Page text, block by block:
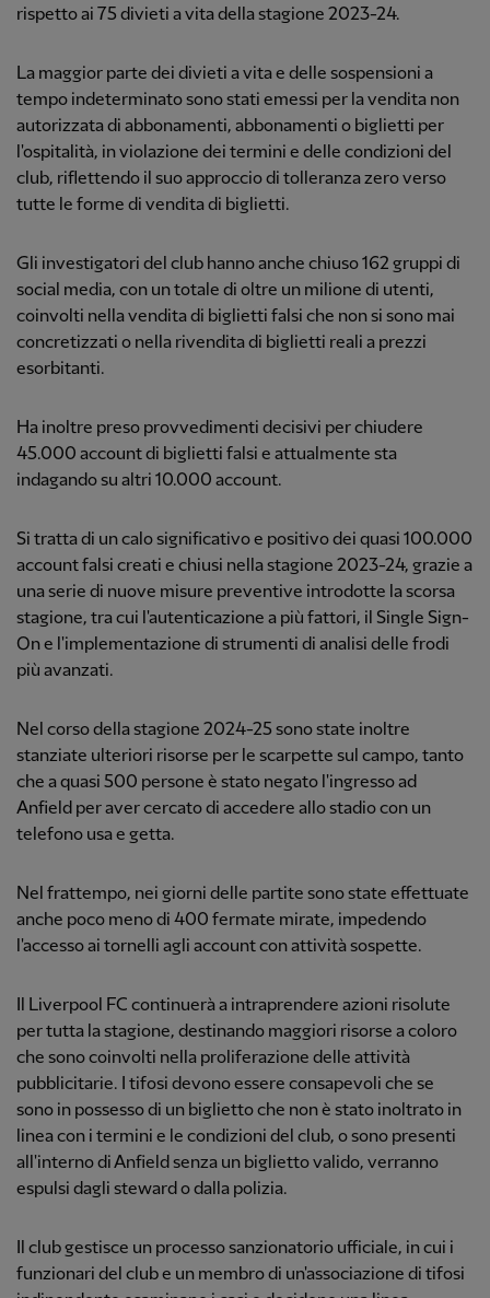
rispetto ai 75 divieti a vita della stagione 2023-24.
La maggior parte dei divieti a vita e delle sospensioni a
tempo indeterminato sono stati emessi per la vendita non
autorizzata di abbonamenti, abbonamenti o biglietti per
l'ospitalità, in violazione dei termini e delle condizioni del
club, riflettendo il suo approccio di tolleranza zero verso
tutte le forme di vendita di biglietti.
Gli investigatori del club hanno anche chiuso 162 gruppi di
social media, con un totale di oltre un milione di utenti,
coinvolti nella vendita di biglietti falsi che non si sono mai
concretizzati o nella rivendita di biglietti reali a prezzi
esorbitanti.
Ha inoltre preso provvedimenti decisivi per chiudere
45.000 account di biglietti falsi e attualmente sta
indagando su altri 10.000 account.
Si tratta di un calo significativo e positivo dei quasi 100.000
account falsi creati e chiusi nella stagione 2023-24, grazie a
una serie di nuove misure preventive introdotte la scorsa
stagione, tra cui l'autenticazione a più fattori, il Single Sign-
On e l'implementazione di strumenti di analisi delle frodi
più avanzati.
Nel corso della stagione 2024-25 sono state inoltre
stanziate ulteriori risorse per le scarpette sul campo, tanto
che a quasi 500 persone è stato negato l'ingresso ad
Anfield per aver cercato di accedere allo stadio con un
telefono usa e getta.
Nel frattempo, nei giorni delle partite sono state effettuate
anche poco meno di 400 fermate mirate, impedendo
l'accesso ai tornelli agli account con attività sospette.
Il Liverpool FC continuerà a intraprendere azioni risolute
per tutta la stagione, destinando maggiori risorse a coloro
che sono coinvolti nella proliferazione delle attività
pubblicitarie. I tifosi devono essere consapevoli che se
sono in possesso di un biglietto che non è stato inoltrato in
linea con i termini e le condizioni del club, o sono presenti
all'interno di Anfield senza un biglietto valido, verranno
espulsi dagli steward o dalla polizia.
Il club gestisce un processo sanzionatorio ufficiale, in cui i
funzionari del club e un membro di un'associazione di tifosi